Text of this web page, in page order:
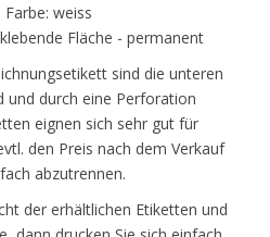
Farbe: weiss
Fläche - permanent
sind die unteren
und durch eine Perforation
eignen sich sehr gut für
den Preis nach dem Verkauf
abzutrennen.
der erhältlichen Etiketten und